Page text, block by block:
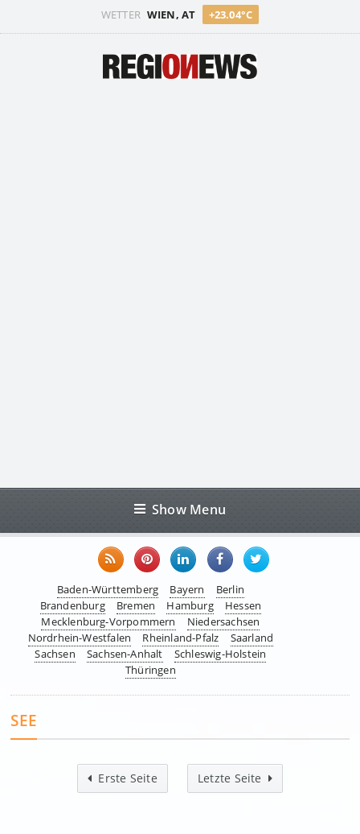
WETTER WIEN, AT +23.04°C
Show Menu
Baden-Württemberg Bayern
Berlin
Brandenburg
Bremen Hamburg
Hessen
Mecklenburg-Vorpommern
Niedersachsen
Nordrhein-Westfalen
Rheinland-Pfalz
Saarland
Sachsen
Sachsen-Anhalt
Schleswig-Holstein
Thüringen
SEE
Erste Seite Letzte Seite